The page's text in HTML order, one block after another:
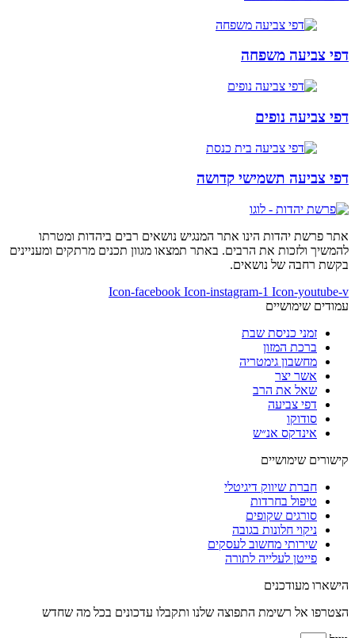
דפי צביעה משפחה
דפי צביעה נופים
דפי צביעה תשמישי קדושה
אתר פרשת יהדות הינו אתר המנגיש נושאים רבים ביהדות ומטרתו
להמשיך ולזכות את הרבים. באתר תמצאו מגוון תכנים מרתקים ומעניינים
בקשת רחבה של נושאים.
Icon-facebook Icon-instagram-1 Icon-youtube-v
עמודים שימושיים
זמני כניסת שבת
ברכת המזון
מחשבון גימטריה
אשר יצר
שאל את הרב
דפי צביעה
סודוקו
אינדקס אנ״ש
קישורים שימושיים
חברת שיווק דיגיטלי
טיפול בחרדות
סורגים שקופים
ניקוי חלונות בגובה
שירותי מחשוב לעסקים
פייטן לעלייה לתורה
הישארו מעודכנים
הצטרפו אל רשימת התפוצה שלנו ותקבלו עדכונים בכל מה שחדש